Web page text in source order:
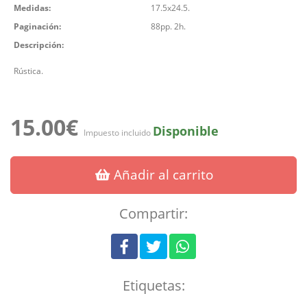
Medidas:
17.5x24.5.
Paginación:
88pp. 2h.
Descripción:
Rústica.
15.00€ Impuesto incluido Disponible
Añadir al carrito
Compartir:
Etiquetas: